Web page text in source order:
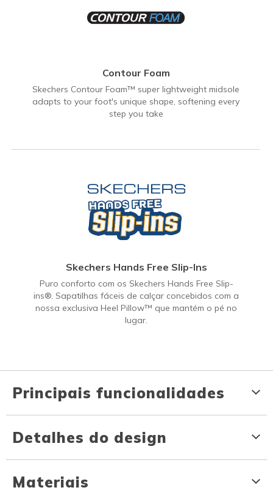
Contour Foam
Skechers Contour Foam™ super lightweight midsole
adapts to your foot's unique shape, softening every
step you take
Skechers Hands Free Slip-Ins
Puro conforto com os Skechers Hands Free Slip-
ins®. Sapatilhas fáceis de calçar concebidos com a
nossa exclusiva Heel Pillow™ que mantém o pé no
lugar.
Principais funcionalidades
Detalhes do design
Materiais